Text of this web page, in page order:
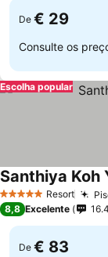
De € 29
Consulte os
Escolha popular
5 Estrelas Resort
Santhiya Koh
8,8 Excelente
De € 83